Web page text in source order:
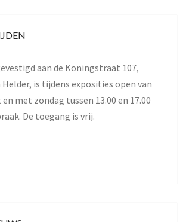
aan de Koningstraat 107,
Helder, is tijdens exposities open van
met zondag tussen 13.00 en 17.00
De toegang is vrij.